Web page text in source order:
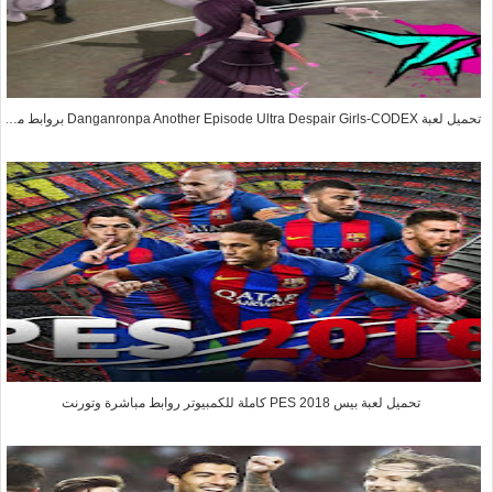
تحميل لعبة Danganronpa Another Episode Ultra Despair Girls-CODEX بروابط مباشرة وتورنت بالتفعيل
تحميل لعبة بيس PES 2018 كاملة للكمبيوتر روابط مباشرة وتورنت